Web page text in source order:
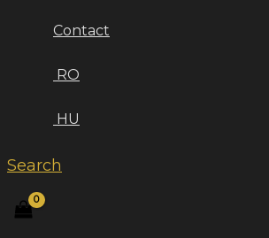
Contact
RO
HU
Search